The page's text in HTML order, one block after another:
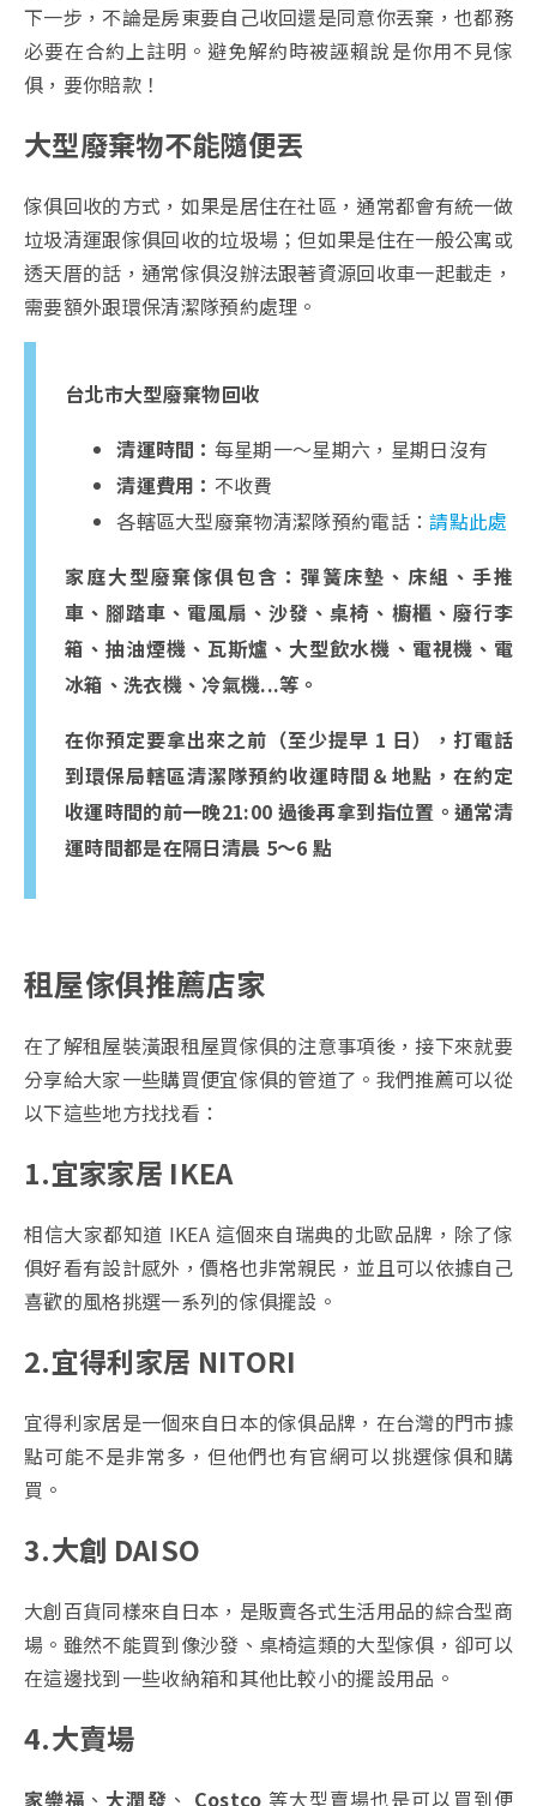
下一步，不論是房東要自己收回還是同意你丟棄，也都務
必要在合約上註明。避免解約時被誣賴說是你用不見傢
俱，要你賠款！
大型廢棄物不能隨便丟
傢俱回收的方式，如果是居住在社區，通常都會有統一做
垃圾清運跟傢俱回收的垃圾場；但如果是住在一般公寓或
透天厝的話，通常傢俱沒辦法跟著資源回收車一起載走，
需要額外跟環保清潔隊預約處理。
台北市大型廢棄物回收
清運時間： 每星期一～星期六，星期日沒有
清運費用： 不收費
各轄區大型廢棄物清潔隊預約電話：請點此處
家庭大型廢棄傢俱包含：彈簧床墊、床組、手推
車、腳踏車、電風扇、沙發、桌椅、櫥櫃、廢行李
箱、抽油煙機、瓦斯爐、大型飲水機、電視機、電
冰箱、洗衣機、冷氣機...等。
在你預定要拿出來之前（至少提早 1 日），打電話
到環保局轄區清潔隊預約收運時間＆地點，在約定
收運時間的前一晚21:00 過後再拿到指位置。通常清
運時間都是在隔日清晨 5～6 點
租屋傢俱推薦店家
在了解租屋裝潢跟租屋買傢俱的注意事項後，接下來就要
分享給大家一些購買便宜傢俱的管道了。我們推薦可以從
以下這些地方找找看：
1.宜家家居 IKEA
相信大家都知道 IKEA 這個來自瑞典的北歐品牌，除了傢
俱好看有設計感外，價格也非常親民，並且可以依據自己
喜歡的風格挑選一系列的傢俱擺設。
2.宜得利家居 NITORI
宜得利家居是一個來自日本的傢俱品牌，在台灣的門市據
點可能不是非常多，但他們也有官網可以挑選傢俱和購
買。
3.大創 DAISO
大創百貨同樣來自日本，是販賣各式生活用品的綜合型商
場。雖然不能買到像沙發、桌椅這類的大型傢俱，卻可以
在這邊找到一些收納箱和其他比較小的擺設用品。
4.大賣場
家樂福 、 大潤發 、 Costco 等大型賣場也是可以買到便